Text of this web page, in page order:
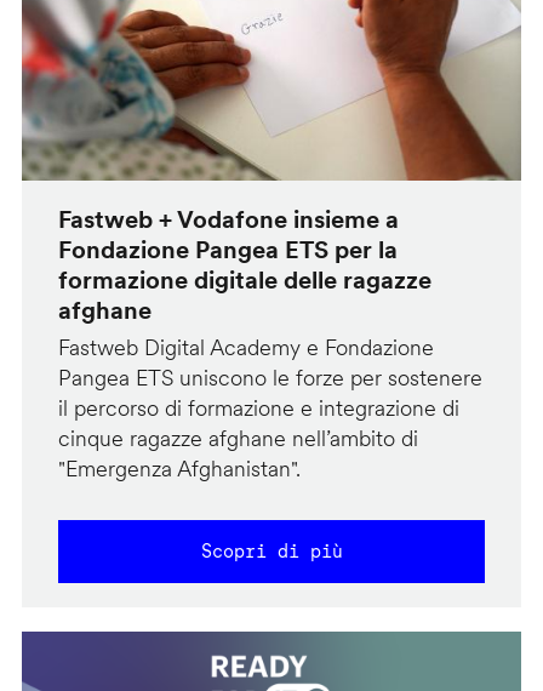
Fastweb + Vodafone insieme a
Fondazione Pangea ETS per la
formazione digitale delle ragazze
afghane
Fastweb Digital Academy e Fondazione
Pangea ETS uniscono le forze per sostenere
il percorso di formazione e integrazione di
cinque ragazze afghane nell’ambito di
"Emergenza Afghanistan".
Scopri di più